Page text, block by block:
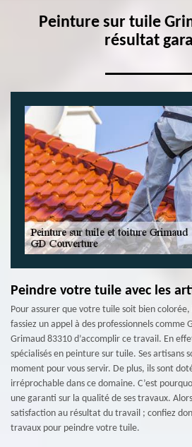
Peinture sur tuile
résultat
Peindre votre tuile avec les
Pour assurer que votre tuile soit bien
fassiez un appel à des professionnels comme
Grimaud 83310 d’accomplir ce travail. En
spécialisés en peinture sur tuile. Ses artisans
moment pour vous servir. De plus, ils sont
irréprochable dans ce domaine. C’est
une garanti sur la qualité de ses travaux.
satisfaction au résultat du travail ; confiez
travaux pour peindre votre tuile.